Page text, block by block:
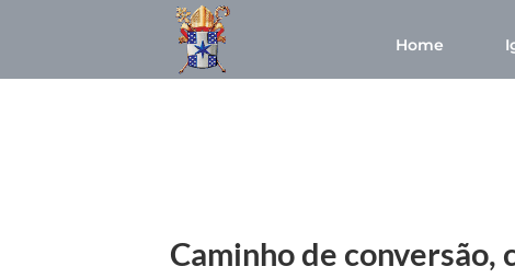
Home
Caminho de conversão,